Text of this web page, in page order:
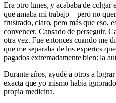
Era otro lunes, y acababa de colgar
que amaba mi trabajo—pero no
frustrado, claro, pero más que eso,
convencer. Cansado de perseguir.
otra vez. Fue entonces cuando me
que me separaba de los expertos
pagados extremadamente bien: la
Durante años, ayudé a otros a
exacta que yo mismo había
propia medicina.